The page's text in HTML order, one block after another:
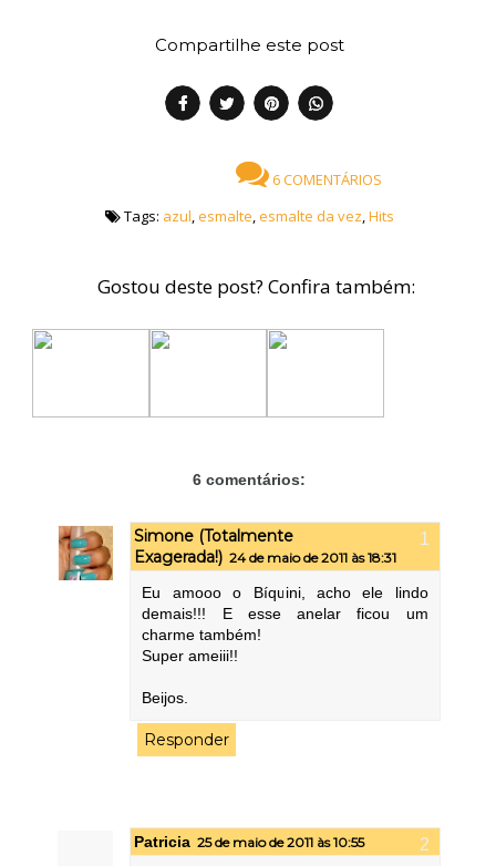
Compartilhe este post
6 COMENTÁRIOS
Tags: azul,esmalte,esmalte da vez,Hits
Gostou deste post? Confira também:
6 comentários:
Simone (Totalmente
Exagerada!) 24 de maio de 2011 às 18:31
Eu amooo o Bíquini, acho ele lindo
demais!!! E esse anelar ficou um
charme também!
Super ameiii!!
Beijos.
Responder
Patricia 25 de maio de 2011 às 10:55